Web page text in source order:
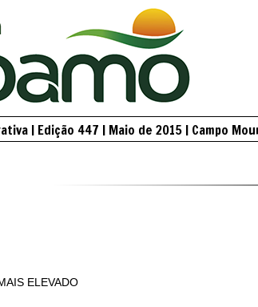
| Edição 447 | Maio de 2015 | Campo
ELEVADO